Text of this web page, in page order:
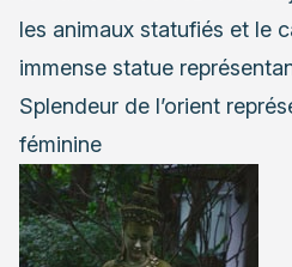
les animaux statufiés et le
immense statue
Splendeur de l’orient
féminine